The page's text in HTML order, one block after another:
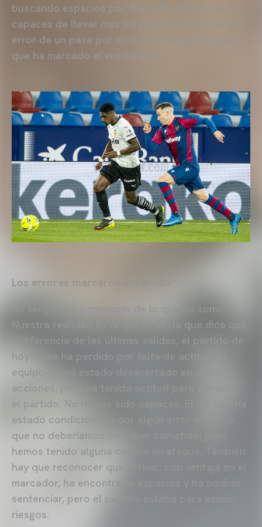
buscando espacios por fuera. No hemos sido
capaces de llevar más juego por fuera. Y en un
error de un pase por dentro ha llegado el gol
que ha marcado el encuentro.
Los errores marcaron el partido
No tengo que convencer de lo que no somos.
Nuestra realidad es la que se ve, la que dice que,
a diferencia de las últimas salidas, el partido de
hoy no se ha perdido por falta de actitud. El
equipo habrá estado desacertado en algunas
acciones, pero ha tenido actitud para competir
el partido. No hemos sido capaces. El partido ha
estado condicionado por algún error en inicio
que no deberíamos de haber cometido, pero
hemos tenido alguna opción en ataque. También
hay que reconocer que el rival, con ventaja en el
marcador, ha encontrado espacios y ha podido
sentenciar, pero el partido estaba para asumir
riesgos.